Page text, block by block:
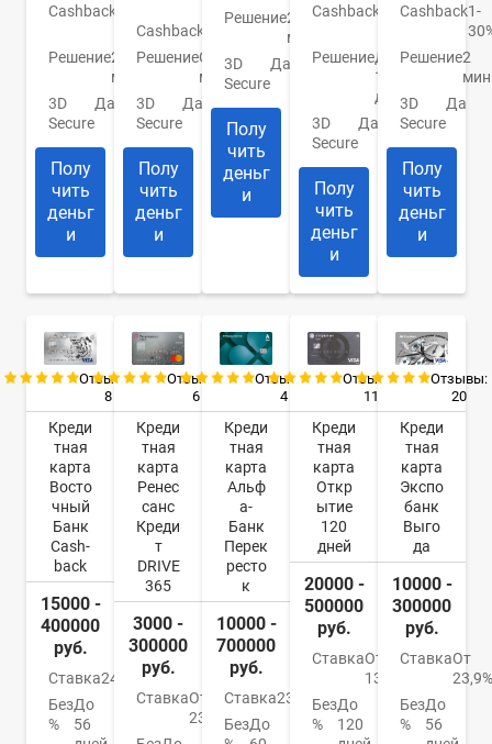
Cashback
30%
Решение2
мин.
3D
Secure
Да
Полу
чить
деньг
и
Cashback
РешениеОт 2
мин.
3D
Secure
Да
Полу
чить
деньг
и
Решение2
мин.
3D
Secure
Да
Полу
чить
деньг
и
Cashback
До
РешениеДо
1
дня
3D
Secure
Да
Полу
чить
деньг
и
Cashback1-
Решение2
3D
Secure
Да
Полу
чить
деньг
и
Отзывы:
8
Креди
тная
карта
Восто
чный
Банк
Cash-
back
15000 -
400000
руб.
Ставка24%
Без
%
До
56
Отзывы:
6
Креди
тная
карта
Ренес
санс
Креди
т
DRIVE
365
3000 -
300000
руб.
СтавкаОт
23.9%
Отзывы:
4
Креди
тная
карта
Альф
а-
Банк
Перек
ресто
к
10000 -
700000
руб.
Ставка23.99%
БезДо
Отзывы:
11
Креди
тная
карта
Откр
ытие
120
дней
20000 -
500000
руб.
СтавкаОт
13,9%
Без
%
До
120
Отзывы:
20
Креди
тная
карта
Экспо
банк
Выго
да
10000 -
300000
руб.
СтавкаОт
23,9%
Без
%
До
56